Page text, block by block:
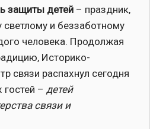
защиты детей – праздник,
и беззаботному
человека. Продолжая
Историко-
связи распахнул сегодня
– детей
связи и